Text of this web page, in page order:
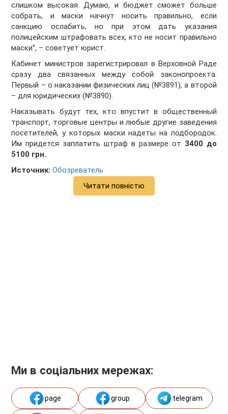
слишком высокая. Думаю, и бюджет сможет больше
собрать, и маски начнут носить правильно, если
санкцию ослабить, но при этом дать указания
полицейским штрафовать всех, кто не носит правильно
маски”, – советует юрист.
Кабинет министров зарегистрировал в Верховной Раде
сразу два связанных между собой законопроекта.
Первый – о наказании физических лиц (№3891), а второй
– для юридических (№3890).
Наказывать будут тех, кто впустит в общественный
транспорт, торговые центры и любые другие заведения
посетителей, у которых маски надеты на подбородок.
Им придется заплатить штраф в размере от 3400 до
5100 грн.
Источник: Обозреватель
Читати повністю
Ми в соціальних мережах:
page group telegram